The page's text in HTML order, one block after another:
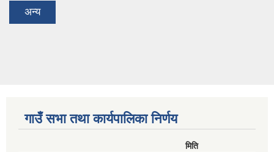
अन्य
गाउँ सभा तथा कार्यपालिका निर्णय
मिति